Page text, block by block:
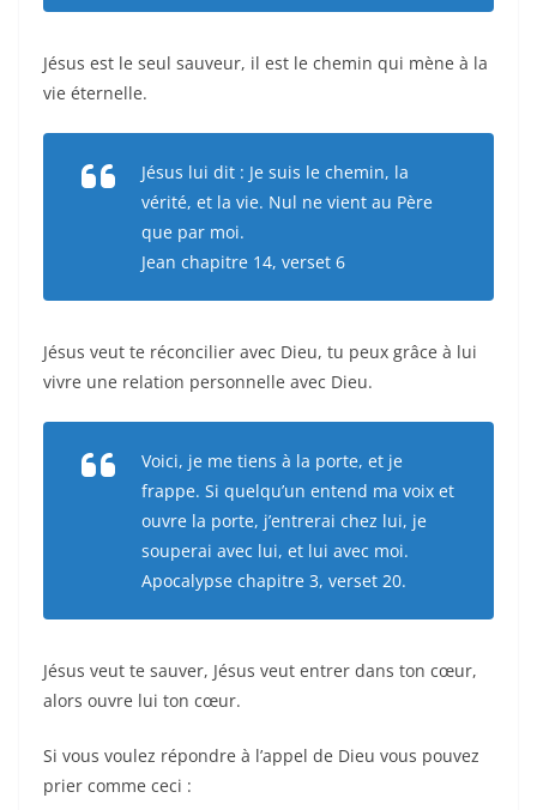
Jésus est le seul sauveur, il est le chemin qui mène à la
vie éternelle.
Jésus lui dit : Je suis le chemin, la
vérité, et la vie. Nul ne vient au Père
que par moi.
Jean chapitre 14, verset 6
Jésus veut te réconcilier avec Dieu, tu peux grâce à lui
vivre une relation personnelle avec Dieu.
Voici, je me tiens à la porte, et je
frappe. Si quelqu’un entend ma voix et
ouvre la porte, j’entrerai chez lui, je
souperai avec lui, et lui avec moi.
Apocalypse chapitre 3, verset 20.
Jésus veut te sauver, Jésus veut entrer dans ton cœur,
alors ouvre lui ton cœur.
Si vous voulez répondre à l’appel de Dieu vous pouvez
prier comme ceci :